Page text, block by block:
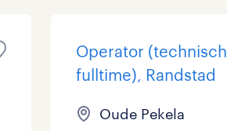
Operator (technisch,
fulltime), Randstad
Oude Pekela